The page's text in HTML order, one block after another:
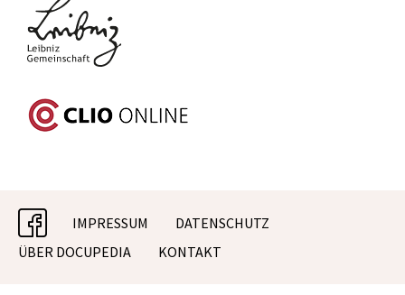
facebookIMPRESSUM
DATENSCHUTZ
ÜBER DOCUPEDIA
KONTAKT